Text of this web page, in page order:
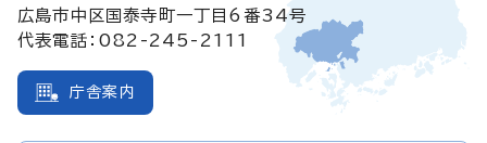
広島市中区国泰寺町一丁目6番34号
代表電話：082-245-2111
庁舎案内